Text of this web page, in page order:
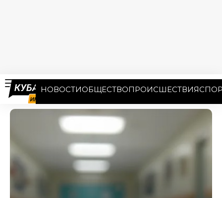
НОВОСТИОБЩЕСТВОПРОИСШЕСТВИЯ